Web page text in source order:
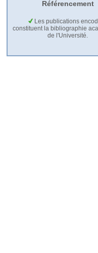
Référencement
Les publications
constituent la bibliographie
de l'Université.